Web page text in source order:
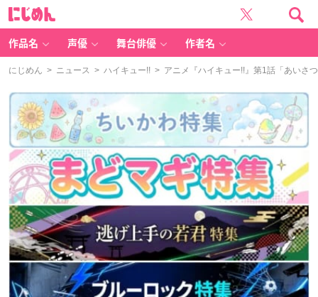
作品名 声優 舞台俳優 作者名
にじめん > ニュース > ハイキュー!! > アニメ『ハイキュー!!』第1話「あいさ